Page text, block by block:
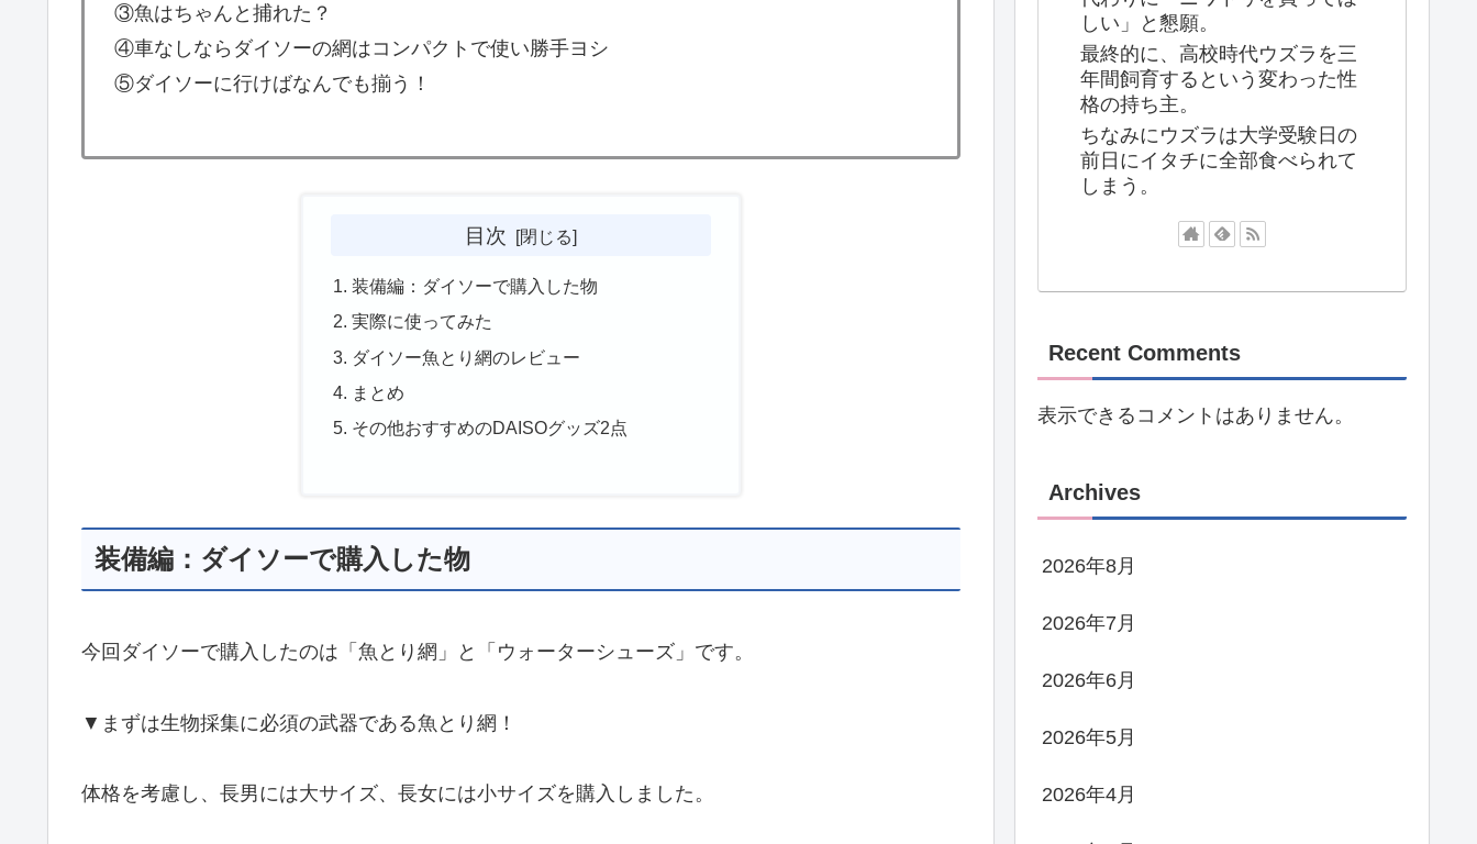
③魚はちゃんと捕れた？
④車なしならダイソーの網はコンパクトで使い勝手ヨシ
⑤ダイソーに行けばなんでも揃う！
目次
装備編：ダイソーで購入した物
実際に使ってみた
ダイソー魚とり網のレビュー
まとめ
その他おすすめのDAISOグッズ2点
装備編：ダイソーで購入した物
今回ダイソーで購入したのは「魚とり網」と「ウォーターシューズ」です。
▼まずは生物採集に必須の武器である魚とり網！
体格を考慮し、長男には大サイズ、長女には小サイズを購入しました。
しい」と懇願。
最終的に、高校時代ウズラを三
年間飼育するという変わった性
格の持ち主。
ちなみにウズラは大学受験日の
前日にイタチに全部食べられて
しまう。
Recent Comments
表示できるコメントはありません。
Archives
2026年8月
2026年7月
2026年6月
2026年5月
2026年4月